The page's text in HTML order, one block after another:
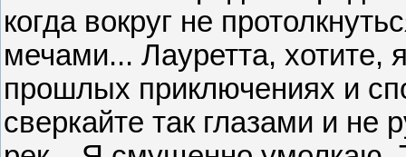
когда вокруг не
мечами... Лауретта, хотите,
прошлых приключениях и
сверкайте так глазами и не